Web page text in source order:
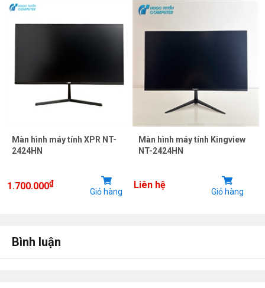
Màn hình máy tính XPR NT-
2424HN
1.700.000₫
Giỏ hàng
Màn hình máy tính Kingview
NT-2424HN
Liên hệ
Giỏ hàng
Bình luận